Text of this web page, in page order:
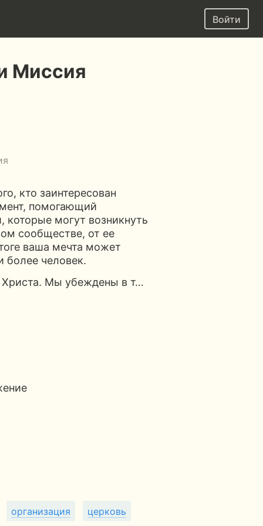
Войти
Миссия
кто заинтересован
помогающий
могут возникнуть
сообществе, от ее
ваша мечта может
более человек.
Мы убеждены в т…
организация церковь